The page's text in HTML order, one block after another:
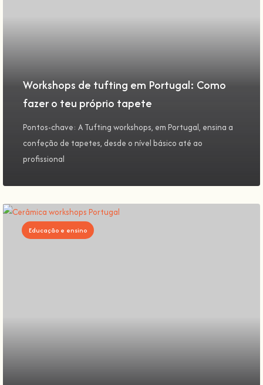
Workshops de tufting em Portugal: Como
fazer o teu próprio tapete
Pontos-chave: A Tufting workshops, em Portugal, ensina a
confeção de tapetes, desde o nível básico até ao
profissional
Educação e ensino